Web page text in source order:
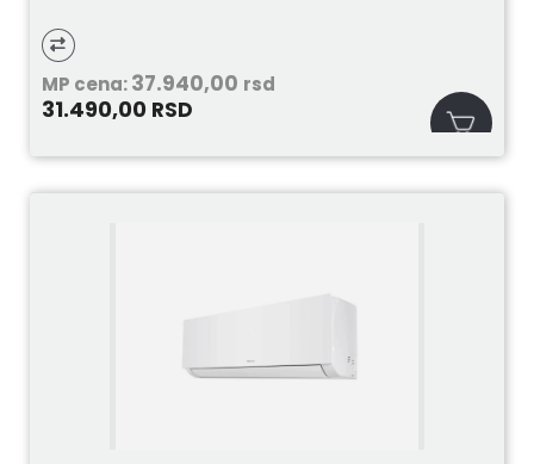
MP cena:37.940,00 rsd
31.490,00 RSD